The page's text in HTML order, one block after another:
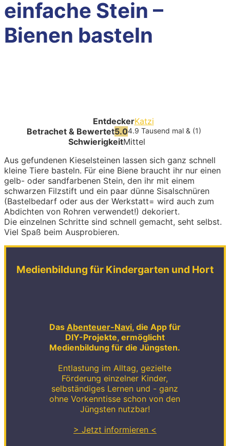
einfache Stein –
Bienen basteln
EntdeckerKatzi
Betrachet & Bewertet5.04.9 Tausend mal & (1)
SchwierigkeitMittel
Aus gefundenen Kieselsteinen lassen sich ganz schnell
kleine Tiere basteln. Für eine Biene braucht ihr nur einen
gelb- oder sandfarbenen Stein, den ihr mit einem
schwarzen Filzstift und ein paar dünne Sisalschnüren
(Bastelbedarf oder aus der Werkstatt= wird auch zum
Abdichten von Rohren verwendet!) dekoriert.
Die einzelnen Schritte sind schnell gemacht, seht selbst.
Viel Spaß beim Ausprobieren.
Medienbildung für Kindergarten und Hort
Das Abenteuer-Navi, die App für
DIY-Projekte, ermöglicht
Medienbildung für die Jüngsten.
Entlastung im Alltag, gezielte
Förderung einzelner Kinder,
selbständiges Lernen und - ganz
ohne Vorkenntisse schon von den
Jüngsten nutzbar!
> Jetzt informieren <